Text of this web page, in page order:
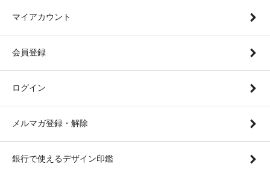
マイアカウント
会員登録
ログイン
メルマガ登録・解除
銀行で使えるデザイン印鑑